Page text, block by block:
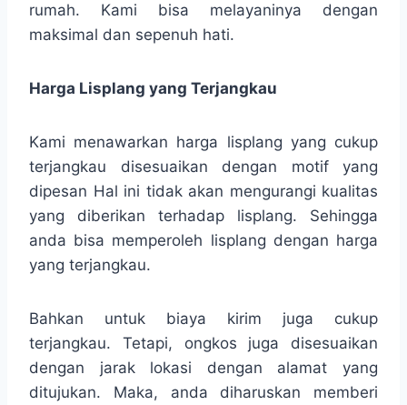
rumah. Kami bisa melayaninya dengan
maksimal dan sepenuh hati.
Harga Lisplang yang Terjangkau
Kami menawarkan harga lisplang yang cukup
terjangkau disesuaikan dengan motif yang
dipesan Hal ini tidak akan mengurangi kualitas
yang diberikan terhadap lisplang. Sehingga
anda bisa memperoleh lisplang dengan harga
yang terjangkau.
Bahkan untuk biaya kirim juga cukup
terjangkau. Tetapi, ongkos juga disesuaikan
dengan jarak lokasi dengan alamat yang
ditujukan. Maka, anda diharuskan memberi